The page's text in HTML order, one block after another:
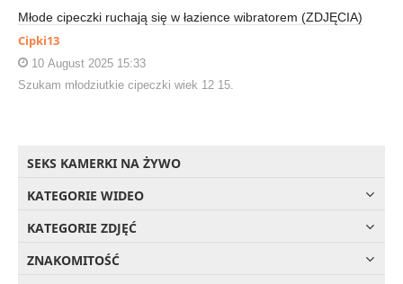
Młode cipeczki ruchają się w łazience wibratorem (ZDJĘCIA)
Cipki13
10 August 2025 15:33
Szukam młodziutkie cipeczki wiek 12 15.
SEKS KAMERKI NA ŻYWO
KATEGORIE WIDEO
KATEGORIE ZDJĘĆ
ZNAKOMITOŚĆ